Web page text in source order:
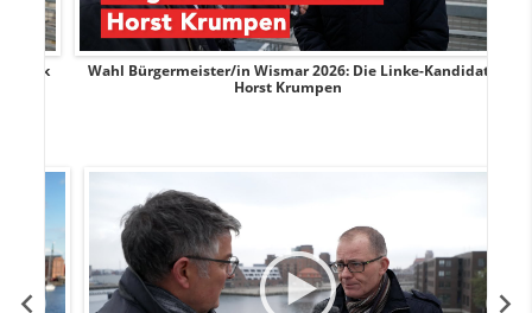
Wahl Bürgermeister/in Wismar 2026: Die Linke-Kandidat
Horst Krumpen